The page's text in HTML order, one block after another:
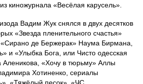
киножурнала «Весёлая карусель».
Вадим Жук снялся в двух десятков
«Звезда пленительного счастья»
де Бержерак» Наума Бирмана,
и «Улыбка Бога, или Чисто одесская
Аленикова, «Хочу в тюрьму» Аллы
Хотиненко, сериалы